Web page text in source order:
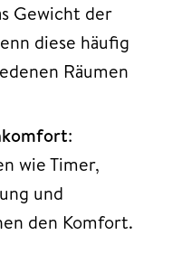
Gewicht der
diese häufig
Räumen
:
wie Timer,
und
den Komfort.